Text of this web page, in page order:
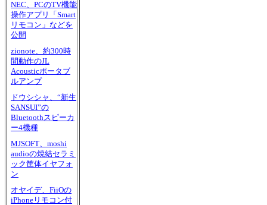
NEC、PCのTV機能
操作アプリ「Smart
リモコン」などを
公開
zionote、約300時
間動作のJL
Acousticポータブ
ルアンプ
ドウシシャ、“新生
SANSUI”の
Bluetoothスピーカ
ー4機種
MJSOFT、moshi
audioの焼結セラミ
ック筐体イヤフォ
ン
オヤイデ、FiiOの
iPhoneリモコン付